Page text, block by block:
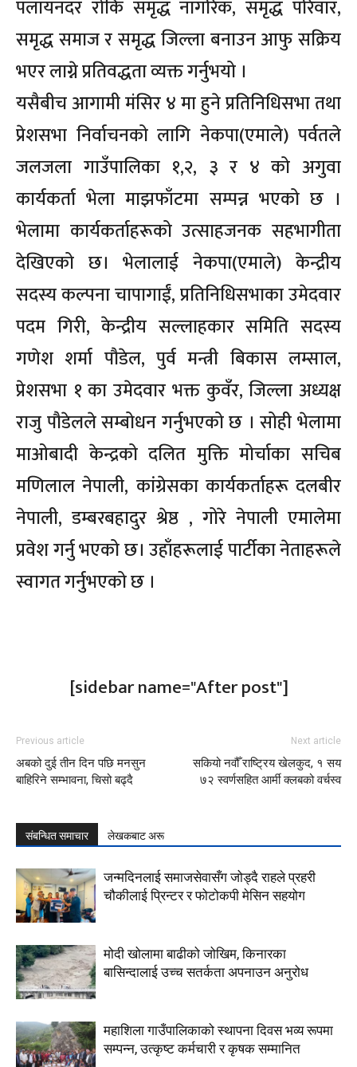
पलायनदर रोकि समृद्ध नागरिक, समृद्ध परिवार,
समृद्ध समाज र समृद्ध जिल्ला बनाउन आफु सक्रिय
भएर लाग्ने प्रतिवद्धता व्यक्त गर्नुभयो ।
यसैबीच आगामी मंसिर ४ मा हुने प्रतिनिधिसभा तथा
प्रेशसभा निर्वाचनको लागि नेकपा(एमाले) पर्वतले
जलजला गाउँपालिका १,२, ३ र ४ को अगुवा
कार्यकर्ता भेला माझफाँटमा सम्पन्न भएको छ ।
भेलामा कार्यकर्ताहरूको उत्साहजनक सहभागीता
देखिएको छ। भेलालाई नेकपा(एमाले) केन्द्रीय
सदस्य कल्पना चापागाईं, प्रतिनिधिसभाका उमेदवार
पदम गिरी, केन्द्रीय सल्लाहकार समिति सदस्य
गणेश शर्मा पौडेल, पुर्व मन्त्री बिकास लम्साल,
प्रेशसभा १ का उमेदवार भक्त कुवँर, जिल्ला अध्यक्ष
राजु पौडेलले सम्बोधन गर्नुभएको छ । सोही भेलामा
माओबादी केन्द्रको दलित मुक्ति मोर्चाका सचिब
मणिलाल नेपाली, कांग्रेसका कार्यकर्ताहरू दलबीर
नेपाली, डम्बरबहादुर श्रेष्ठ , गोरे नेपाली एमालेमा
प्रवेश गर्नु भएको छ। उहाँहरूलाई पार्टीका नेताहरूले
स्वागत गर्नुभएको छ ।
[sidebar name="After post"]
Previous article
अबको दुई तीन दिन पछि मनसुन
बाहिरिने सम्भावना, चिसो बढ्दै
Next article
सकियो नवौँ राष्ट्रिय खेलकुद, १ सय
७२ स्वर्णसहित आर्मी क्लबको वर्चस्व
संबन्धित समाचार लेखकबाट अरू
जन्मदिनलाई समाजसेवासँग जोड्दै राहले प्रहरी
चौकीलाई प्रिन्टर र फोटोकपी मेसिन सहयोग
मोदी खोलामा बाढीको जोखिम, किनारका
बासिन्दालाई उच्च सतर्कता अपनाउन अनुरोध
महाशिला गाउँपालिकाको स्थापना दिवस भव्य रूपमा
सम्पन्न, उत्कृष्ट कर्मचारी र कृषक सम्मानित